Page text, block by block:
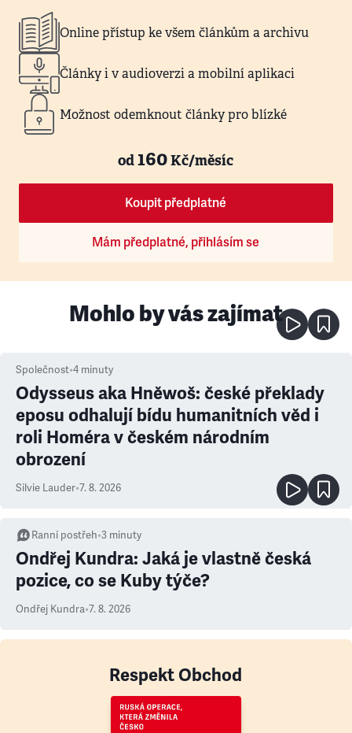
Online přístup ke všem článkům a archivu
Články i v audioverzi a mobilní aplikaci
Možnost odemknout články pro blízké
od160Kč/měsíc
Koupit předplatné
Mám předplatné, přihlásím se
Mohlo by vás zajímat
Společnost•4 minuty
Odysseus aka Hněwoš: české překlady
eposu odhalují bídu humanitních věd i
roli Homéra v českém národním
obrození
Silvie Lauder•7. 8. 2026
Ranní postřeh•3 minuty
Ondřej Kundra: Jaká je vlastně česká
pozice, co se Kuby týče?
Ondřej Kundra•7. 8. 2026
Respekt Obchod